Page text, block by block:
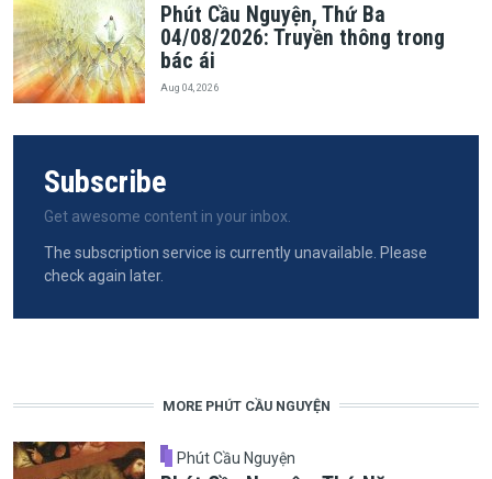
Phút Cầu Nguyện, Thứ Ba
04/08/2026: Truyền thông trong
bác ái
Aug 04, 2026
Subscribe
Get awesome content in your inbox.
The subscription service is currently unavailable. Please
check again later.
MORE PHÚT CẦU NGUYỆN
Phút Cầu Nguyện